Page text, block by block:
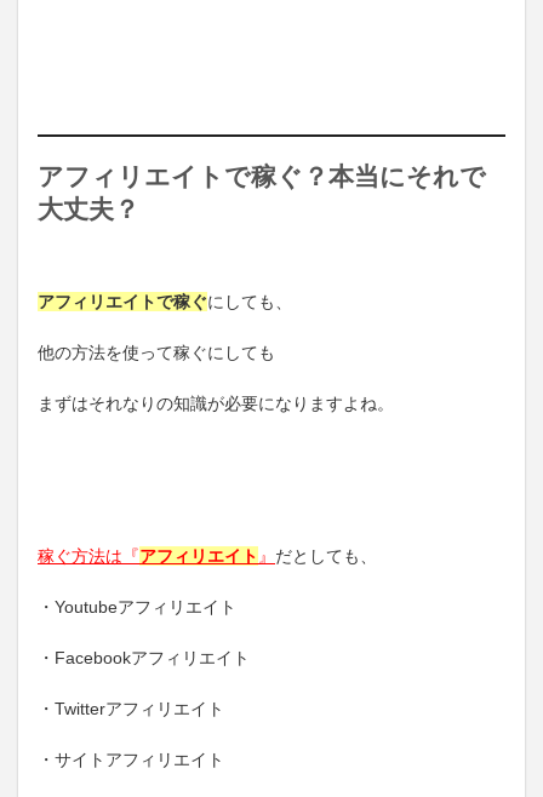
アフィリエイトで稼ぐ？本当にそれで
大丈夫？
アフィリエイトで稼ぐにしても、
他の方法を使って稼ぐにしても
まずはそれなりの知識が必要になりますよね。
稼ぐ方法は『アフィリエイト 』 だとしても、
・Youtubeアフィリエイト
・Facebookアフィリエイト
・Twitterアフィリエイト
・サイトアフィリエイト